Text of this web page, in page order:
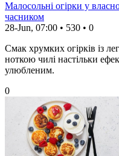
Малосольні огірки у
часником
28-Jun, 07:00 • 530 • 0
Смак хрумких огірків із
ноткою чилі настільки
улюбленим.
0